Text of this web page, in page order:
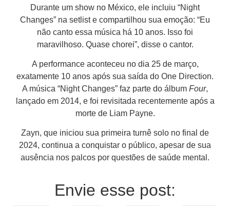
Durante um show no México, ele incluiu “Night
Changes” na setlist e compartilhou sua emoção: “Eu
não canto essa música há 10 anos. Isso foi
maravilhoso. Quase chorei”, disse o cantor.
A performance aconteceu no dia 25 de março,
exatamente 10 anos após sua saída do One Direction.
A música “Night Changes” faz parte do álbum Four,
lançado em 2014, e foi revisitada recentemente após a
morte de Liam Payne.
Zayn, que iniciou sua primeira turnê solo no final de
2024, continua a conquistar o público, apesar de sua
ausência nos palcos por questões de saúde mental.
Envie esse post: